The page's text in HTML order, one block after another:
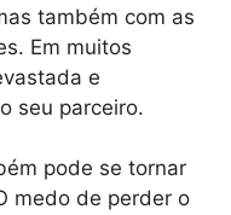
também com as
Em muitos
e
seu parceiro.
pode se tornar
medo de perder o